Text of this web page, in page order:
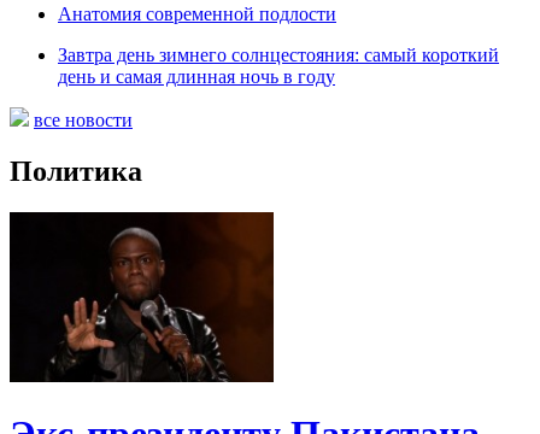
Анатомия современной подлости
Завтра день зимнего солнцестояния: самый короткий
день и самая длинная ночь в году
все новости
Политика